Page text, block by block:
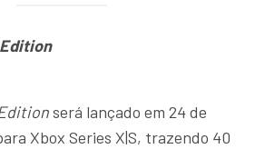
será lançado em 24 de
Xbox Series X|S, trazendo 40